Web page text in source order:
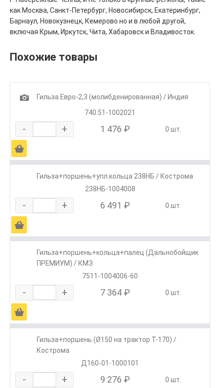
как Москва, Санкт-Петербург, Новосибирск, Екатеринбург,
Барнаул, Новокузнецк, Кемерово но и в любой другой,
включая Крым, Иркутск, Чита, Хабаровск и Владивосток.
Похожие товары
1
Гильза Евро-2,3 (молибденированная) / Индия
740.51-1002021
- + 1 476 ₽ 0 шт.
Ä
Гильза+поршень+упл.кольца 238НБ / Кострома
238НБ-1004008
- + 6 491 ₽ 0 шт.
Ä
Гильза+поршень+кольца+палец (Дальнобойщик
ПРЕМИУМ) / КМЗ
7511-1004006-60
- + 7 364 ₽ 0 шт.
Ä
Гильза+поршень (Ø150 на трактор Т-170) /
Кострома
Д160-01-1000101
- + 9 276 ₽ 0 шт.